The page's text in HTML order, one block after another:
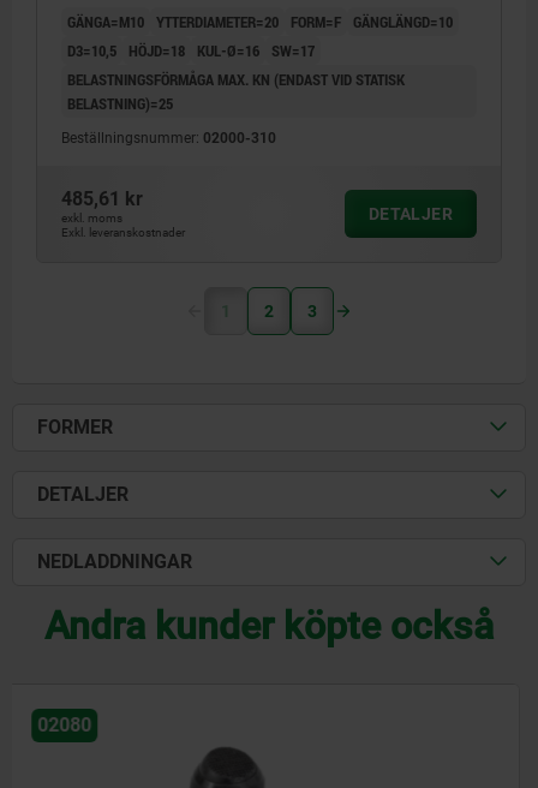
GÄNGA=M10 YTTERDIAMETER=20 FORM=F
GÄNGLÄNGD=10
D3=10,5
HÖJD=18 KUL-Ø=16
SW=17
BELASTNINGSFÖRMÅGA MAX. KN (ENDAST VID STATISK
BELASTNING)=25
Beställningsnummer: 02000-310
485,61 kr
exkl. moms
Exkl. leveranskostnader
DETALJER
1 2 3
FORMER
DETALJER
NEDLADDNINGAR
Andra kunder köpte också
02008